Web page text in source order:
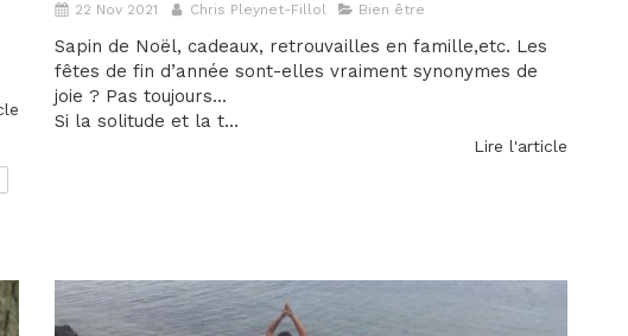
22 Nov 2021 Chris Pleynet-Fillol Bien être
Sapin de Noël, cadeaux, retrouvailles en famille,etc. Les
fêtes de fin d’année sont-elles vraiment synonymes de
joie ? Pas toujours...
Si la solitude et la t...
Lire l'article